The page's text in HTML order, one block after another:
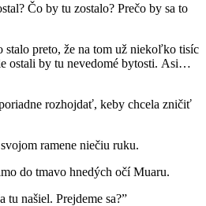
Čo by tu zostalo? Prečo by sa to
stalo preto, že na tom už niekoľko tisíc
ostali by tu nevedomé bytosti. Asi…
rozhojdať, keby chcela zničiť
ramene niečiu ruku.
do tmavo hnedých očí Muaru.
tu našiel. Prejdeme sa?”